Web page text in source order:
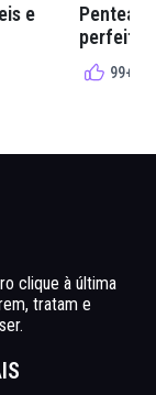
e
perfeita
99+
clique à última
tratam e